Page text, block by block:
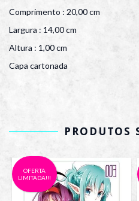
Comprimento : 20,00 cm
Largura : 14,00 cm
Altura : 1,00 cm
Capa cartonada
PRODUTOS
OFERTA
LIMITADA!!!